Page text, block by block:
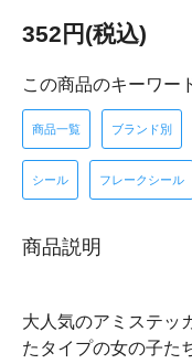
352円(税込)
この商品のキーワー
商品一覧 ブランド別
シール フレークシール
商品説明
大人気のアミステッ
たタイプの女の子た